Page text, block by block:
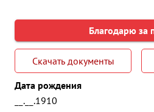
Благодарю за
Скачать документы
Дата рождения
__.__.1910